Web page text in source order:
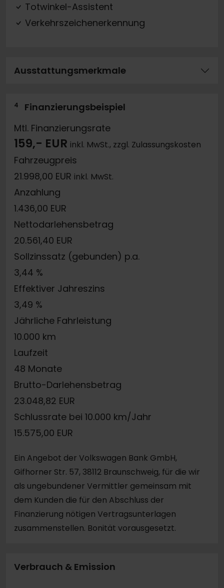
Totwinkel-Assistent
Verkehrszeichenerkennung
Ausstattungsmerkmale
4
Finanzierungsbeispiel
Mtl. Finanzierungsrate
159,- EUR inkl. MwSt., zzgl. Zulassungskosten
Fahrzeugpreis
21.998,00 EUR inkl. MwSt.
Anzahlung
1.436,00 EUR
Nettodarlehensbetrag
20.561,40 EUR
Sollzinssatz (gebunden) p.a.
3,44 %
Effektiver Jahreszins
3,49 %
Jährliche Fahrleistung
10.000 km
Laufzeit
48 Monate
Brutto-Darlehensbetrag
23.048,82 EUR
Schlussrate bei 10.000 km/Jahr
15.575,00 EUR
Ein Angebot der Volkswagen Bank GmbH,
Gifhorner Str. 57, 38112 Braunschweig, für die wir
als ungebundener Vermittler gemeinsam mit
dem Kunden die für den Abschluss der
Finanzierung nötigen Vertragsunterlagen
zusammenstellen. Bonität vorausgesetzt.
Verbrauch & Emission